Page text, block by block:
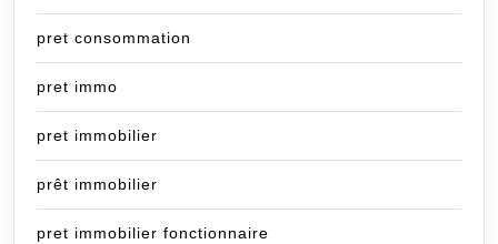
pret consommation
pret immo
pret immobilier
prêt immobilier
pret immobilier fonctionnaire